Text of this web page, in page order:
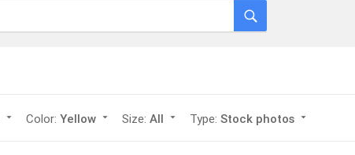
arrow_drop_down Color: Yellow arrow_drop_down Size: All arrow_drop_down Type: Stock photos arrow_drop_down